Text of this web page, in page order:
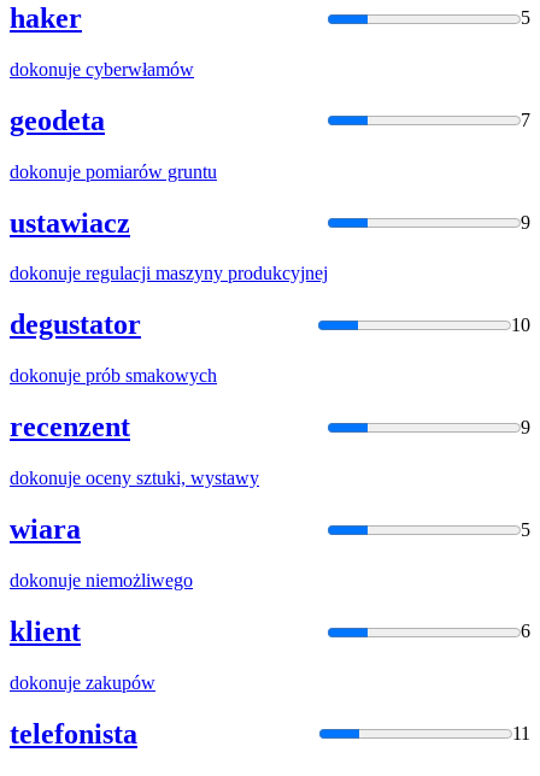
haker 5
dokonuje cyberwłamów
geodeta 7
dokonuje pomiarów gruntu
ustawiacz 9
dokonuje regulacji maszyny produkcyjnej
degustator 10
dokonuje prób smakowych
recenzent 9
dokonuje oceny sztuki, wystawy
wiara 5
dokonuje niemożliwego
klient 6
dokonuje zakupów
telefonista 11